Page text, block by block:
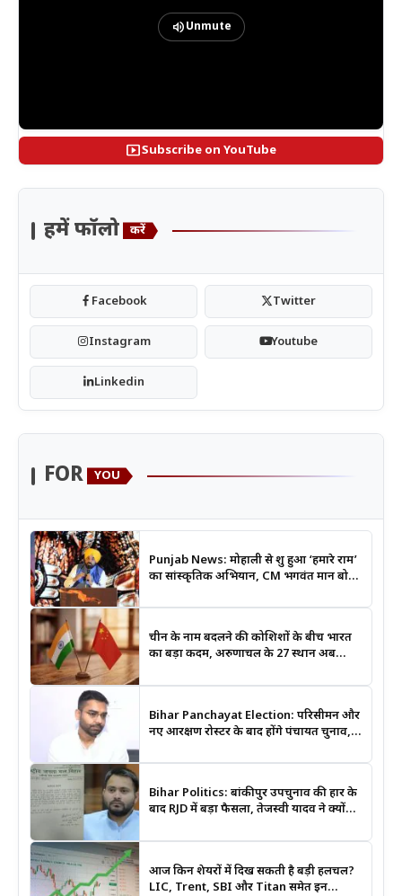
volume_upUnmute
smart_displaySubscribe on YouTube
हमें फॉलो करें
Facebook Twitter
Instagram Youtube
Linkedin
FOR YOU
Punjab News: मोहाली से शुरू हुआ ‘हमारे राम’
का सांस्कृतिक अभियान, CM भगवंत मान बोले-
चीन के नाम बदलने की कोशिशों के बीच भारत
का बड़ा कदम, अरुणाचल के 27 स्थान अब
Bihar Panchayat Election: परिसीमन और
नए आरक्षण रोस्टर के बाद होंगे पंचायत चुनाव,
Bihar Politics: बांकीपुर उपचुनाव की हार के
बाद RJD में बड़ा फैसला, तेजस्वी यादव ने क्यों
आज किन शेयरों में दिख सकती है बड़ी हलचल?
LIC, Trent, SBI और Titan समेत इन